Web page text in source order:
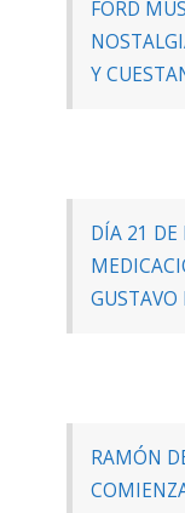
FORD
Y
DÍA 21 DE
RAMÓN